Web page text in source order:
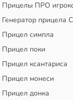
Прицелы ПРО
Генератор прицела
Прицел симпла
Прицел поки
Прицел ксантариса
Прицел монеси
Прицел донка